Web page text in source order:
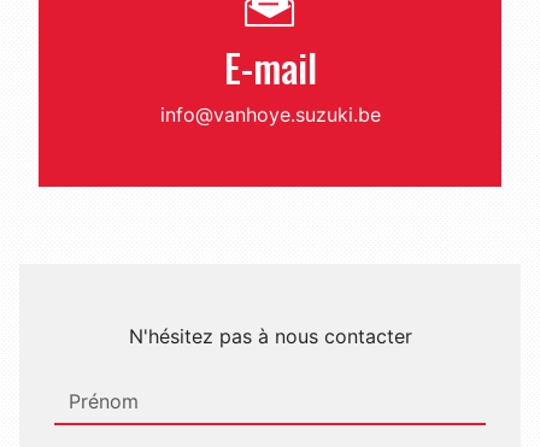
E-mail
info@vanhoye.suzuki.be
N'hésitez pas à nous contacter